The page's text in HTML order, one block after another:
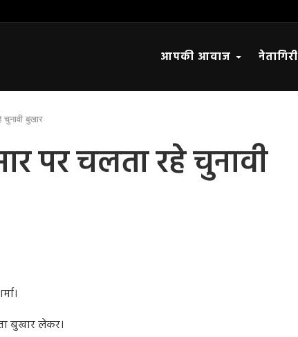
आपकी आवाज नेतागिरी
बुखार
पर चलता रहे चुनावी
बुखार लेकर।